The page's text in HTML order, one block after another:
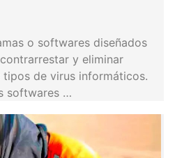
o softwares diseñados
y eliminar
tipos de virus informáticos.
softwares …